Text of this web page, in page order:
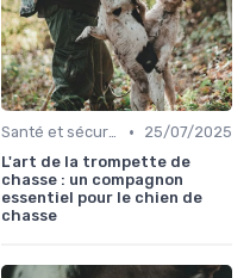
Santé et sécurité pendant la chasse •
25/07/2025
L'art de la trompette de
chasse : un compagnon
essentiel pour le chien de
chasse